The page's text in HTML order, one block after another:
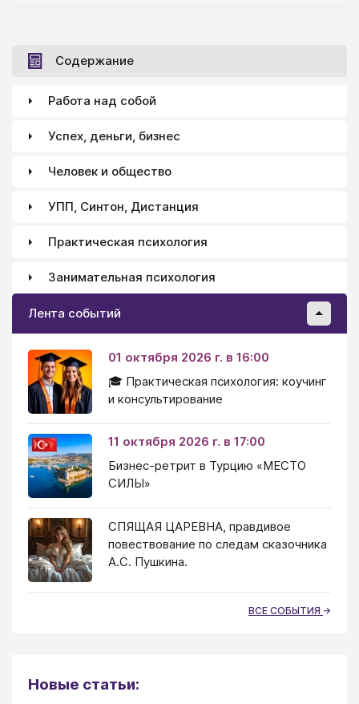
Содержание
Работа над собой
Успех, деньги, бизнес
Человек и общество
УПП, Синтон, Дистанция
Практическая психология
Занимательная психология
Лента событий
01 октября 2026 г. в 16:00
🎓 Практическая психология: коучинг
и консультирование
11 октября 2026 г. в 17:00
Бизнес-ретрит в Турцию «МЕСТО
СИЛЫ»
СПЯЩАЯ ЦАРЕВНА, правдивое
повествование по следам сказочника
А.С. Пушкина.
ВСЕ СОБЫТИЯ
Новые статьи: